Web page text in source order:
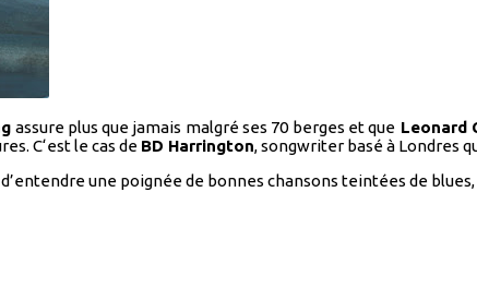
assure plus que jamais malgré ses 70 berges et que Leonard
C‘est le cas de BD Harrington, songwriter basé à Londres
une poignée de bonnes chansons teintées de